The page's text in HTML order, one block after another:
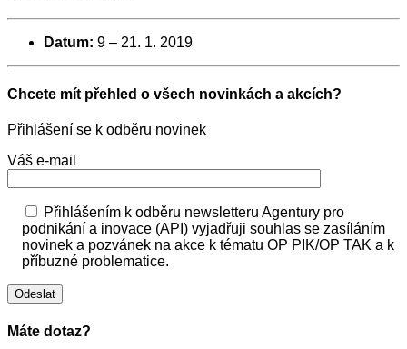
Datum: 9 – 21. 1. 2019
Chcete mít přehled o všech novinkách a akcích?
Přihlášení se k odběru novinek
Váš e-mail
Přihlášením k odběru newsletteru Agentury pro
podnikání a inovace (API) vyjadřuji souhlas se zasíláním
novinek a pozvánek na akce k tématu OP PIK/OP TAK a k
příbuzné problematice.
Máte dotaz?